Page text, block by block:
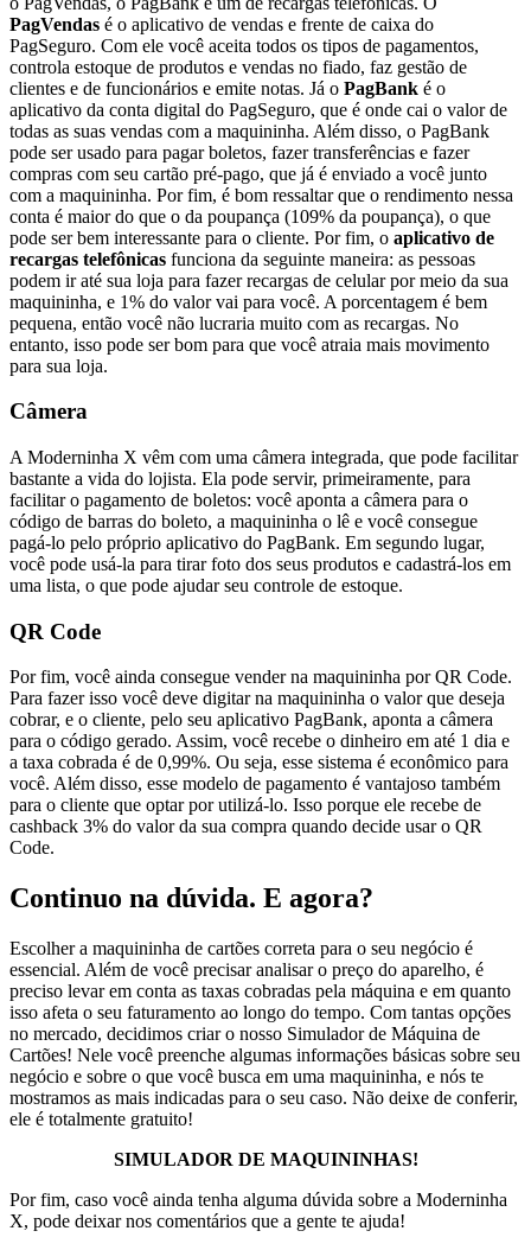
PagVendas é o aplicativo de vendas e frente de caixa do
PagSeguro. Com ele você aceita todos os tipos de pagamentos,
controla estoque de produtos e vendas no fiado, faz gestão de
clientes e de funcionários e emite notas. Já o PagBank é o
aplicativo da conta digital do PagSeguro, que é onde cai o valor de
todas as suas vendas com a maquininha. Além disso, o PagBank
pode ser usado para pagar boletos, fazer transferências e fazer
compras com seu cartão pré-pago, que já é enviado a você junto
com a maquininha. Por fim, é bom ressaltar que o rendimento nessa
conta é maior do que o da poupança (109% da poupança), o que
pode ser bem interessante para o cliente. Por fim, o aplicativo de
recargas telefônicas funciona da seguinte maneira: as pessoas
podem ir até sua loja para fazer recargas de celular por meio da sua
maquininha, e 1% do valor vai para você. A porcentagem é bem
pequena, então você não lucraria muito com as recargas. No
entanto, isso pode ser bom para que você atraia mais movimento
para sua loja.
Câmera
A Moderninha X vêm com uma câmera integrada, que pode facilitar
bastante a vida do lojista. Ela pode servir, primeiramente, para
facilitar o pagamento de boletos: você aponta a câmera para o
código de barras do boleto, a maquininha o lê e você consegue
pagá-lo pelo próprio aplicativo do PagBank. Em segundo lugar,
você pode usá-la para tirar foto dos seus produtos e cadastrá-los em
uma lista, o que pode ajudar seu controle de estoque.
QR Code
Por fim, você ainda consegue vender na maquininha por QR Code.
Para fazer isso você deve digitar na maquininha o valor que deseja
cobrar, e o cliente, pelo seu aplicativo PagBank, aponta a câmera
para o código gerado. Assim, você recebe o dinheiro em até 1 dia e
a taxa cobrada é de 0,99%. Ou seja, esse sistema é econômico para
você. Além disso, esse modelo de pagamento é vantajoso também
para o cliente que optar por utilizá-lo. Isso porque ele recebe de
cashback 3% do valor da sua compra quando decide usar o QR
Code.
Continuo na dúvida. E agora?
Escolher a maquininha de cartões correta para o seu negócio é
essencial. Além de você precisar analisar o preço do aparelho, é
preciso levar em conta as taxas cobradas pela máquina e em quanto
isso afeta o seu faturamento ao longo do tempo. Com tantas opções
no mercado, decidimos criar o nosso Simulador de Máquina de
Cartões! Nele você preenche algumas informações básicas sobre seu
negócio e sobre o que você busca em uma maquininha, e nós te
mostramos as mais indicadas para o seu caso. Não deixe de conferir,
ele é totalmente gratuito!
SIMULADOR DE MAQUININHAS!
Por fim, caso você ainda tenha alguma dúvida sobre a Moderninha
X, pode deixar nos comentários que a gente te ajuda!